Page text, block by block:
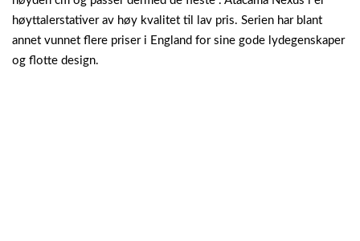
høyttalerstativer av høy kvalitet til lav pris. Serien har blant
annet vunnet flere priser i England for sine gode lydegenskaper
og flotte design.